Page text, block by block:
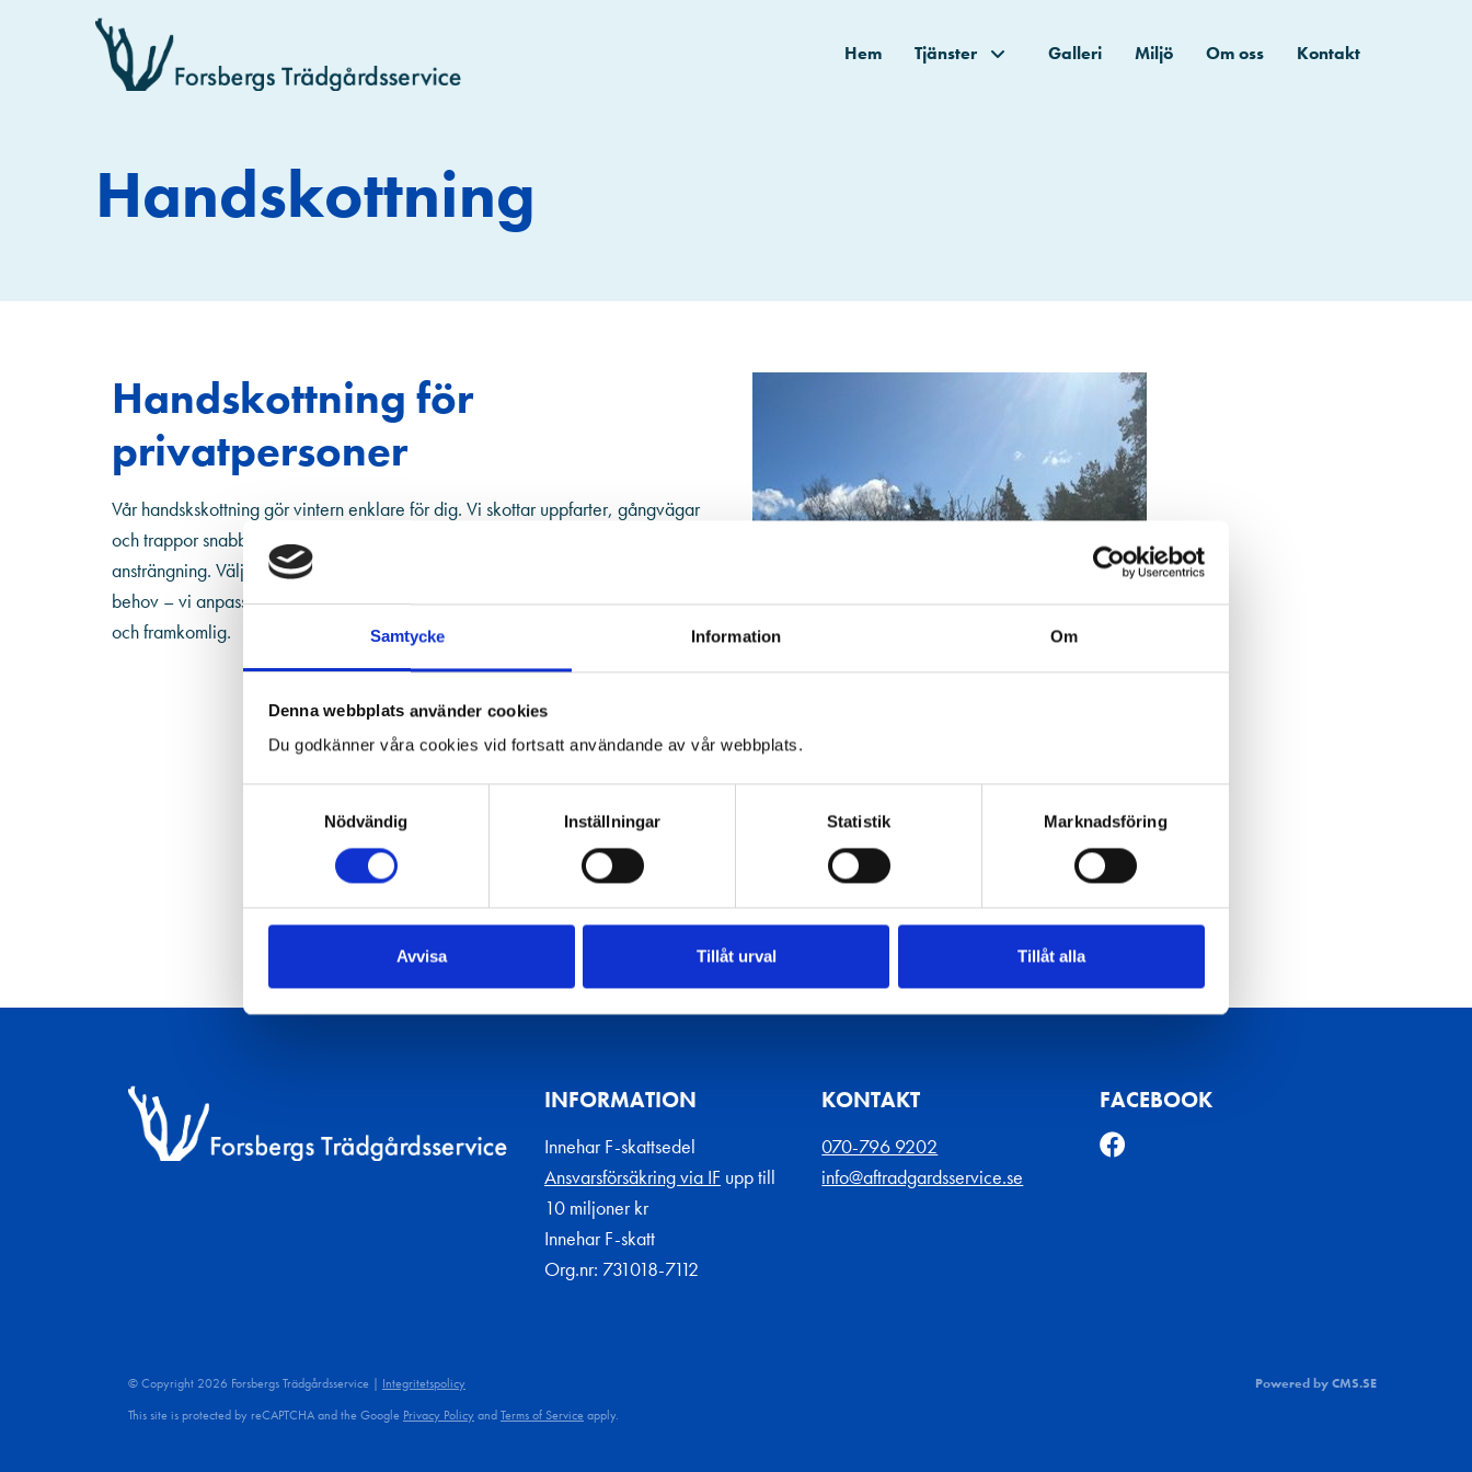
Samtycke Information Om
Denna webbplats använder cookies
Du godkänner våra cookies vid fortsatt användande av vår webbplats.
Nödvändig
Inställningar Statistik Marknadsföring
Avvisa Tillåt urval Tillåt alla
Hem Tjänster Galleri Miljö Om oss Kontakt
Handskottning
Handskottning för
privatpersoner
Vår handskskottning gör vintern enklare för dig. Vi skottar uppfarter, gångvägar
och trappor snabbt och effektivt, så att du kan röra dig tryggt och utan
ansträngning. Välj mellan abonnemang på hel- eller halvår, eller beställ vid
behov – vi anpassar oss efter din situation och ser till att din tomt alltid är säker
och framkomlig.
INFORMATION
Innehar F-skattsedel
Ansvarsförsäkring via IF upp till
10 miljoner kr
Innehar F-skatt
Org.nr: 731018-7112
KONTAKT
070-796 9202
info@aftradgardsservice.se
FACEBOOK
© Copyright 2026 Forsbergs Trädgårdsservice | Integritetspolicy
This site is protected by reCAPTCHA and the Google Privacy PolicyandTerms of Serviceapply.
Powered by CMS.SE